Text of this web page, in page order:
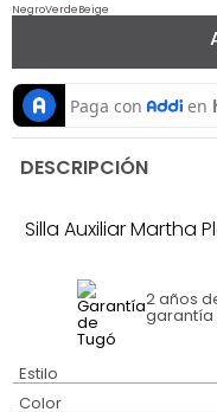
NegroVerdeBeige
DESCRIPCIÓN
Silla Auxiliar Martha
2 años
garantía
Estilo
Color